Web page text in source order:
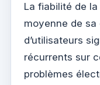
La fiabilité de
moyenne de
d’utilisateurs
récurrents sur
problèmes